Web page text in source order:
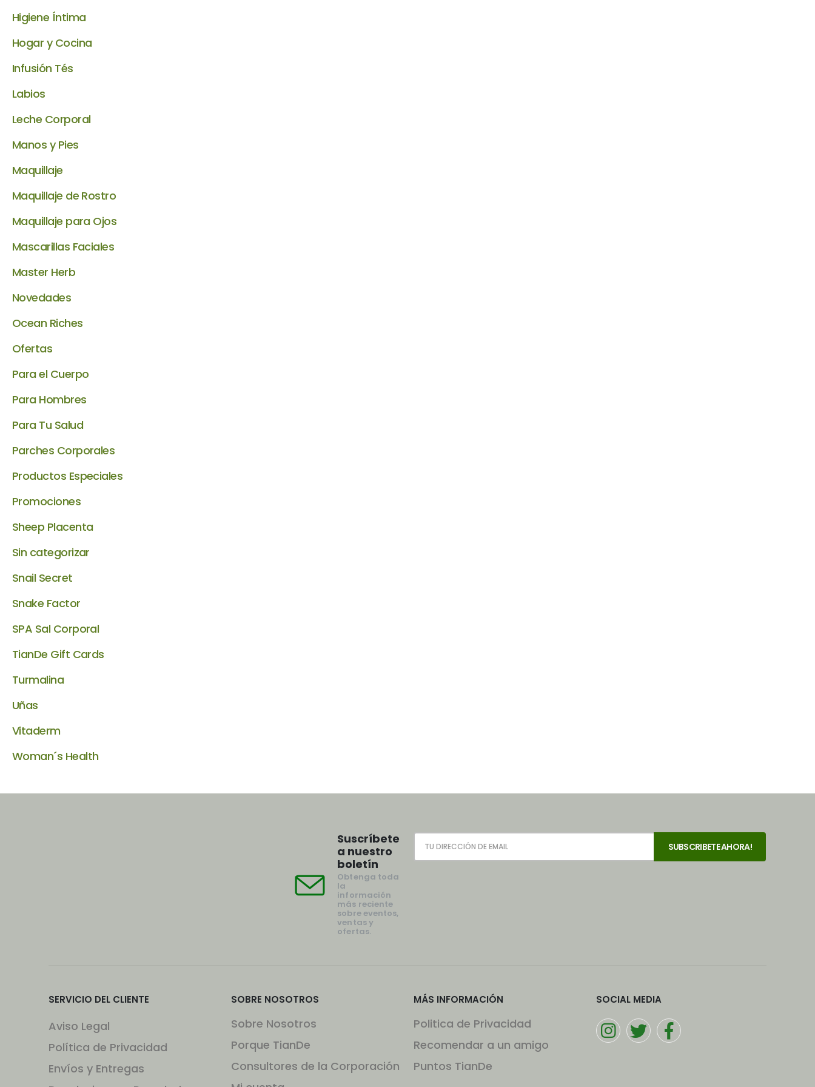
Higiene Íntima
Hogar y Cocina
Infusión Tés
Labios
Leche Corporal
Manos y Pies
Maquillaje
Maquillaje de Rostro
Maquillaje para Ojos
Mascarillas Faciales
Master Herb
Novedades
Ocean Riches
Ofertas
Para el Cuerpo
Para Hombres
Para Tu Salud
Parches Corporales
Productos Especiales
Promociones
Sheep Placenta
Sin categorizar
Snail Secret
Snake Factor
SPA Sal Corporal
TianDe Gift Cards
Turmalina
Uñas
Vitaderm
Woman´s Health
Suscríbete
a nuestro
boletín
Obtenga toda
la
información
más reciente
sobre eventos,
ventas y
ofertas.
SERVICIO DEL CLIENTE
Aviso Legal
Política de Privacidad
Envíos y Entregas
SOBRE NOSOTROS
Sobre Nosotros
Porque TianDe
Consultores de la Corporación
MÁS INFORMACIÓN
Politica de Privacidad
Recomendar a un amigo
Puntos TianDe
SOCIAL MEDIA